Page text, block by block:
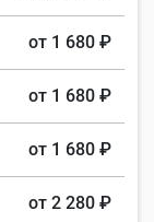
от 1 680 ₽
от 1 680 ₽
от 1 680 ₽
от 2 280 ₽